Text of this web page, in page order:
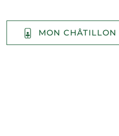
MON CHÂTILLON